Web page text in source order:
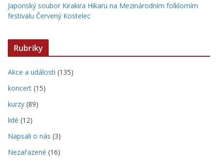
Japonský soubor Kirakira Hikaru na Mezinárodním folklorním
festivalu Červený Kostelec
Rubriky
Akce a události (135)
koncert (15)
kurzy (89)
lidé (12)
Napsali o nás (3)
Nezařazené (16)